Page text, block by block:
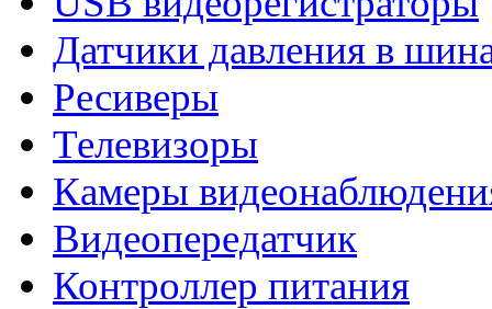
Датчики давления в
Ресиверы
Телевизоры
Камеры
Видеопередатчик
Контроллер питания